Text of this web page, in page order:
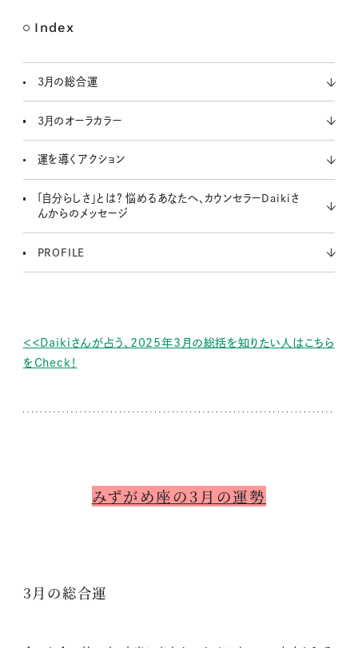
Index
3月の総合運
3月のオーラカラー
運を導くアクション
「自分らしさ」とは？ 悩めるあなたへ、カウンセラーDaikiさ
んからのメッセージ
PROFILE
＜＜Daikiさんが占う、2025年3月の総括を知りたい人はこちら
をCheck！
みずがめ座の3月の運勢
3月の総合運